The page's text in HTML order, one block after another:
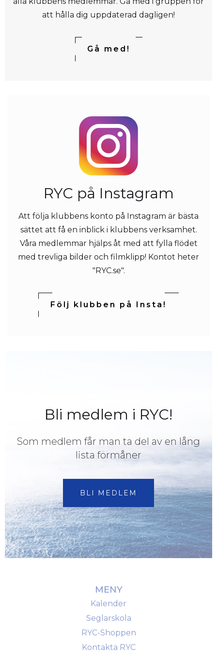
att hålla dig uppdaterad dagligen!
Gå med!
RYC på Instagram
Att följa klubbens konto på Instagram är bästa
sättet att få en inblick i klubbens verksamhet.
Våra medlemmar hjälps åt med att fylla flödet
med trevliga bilder och filmklipp! Kontot heter
"RYC.se".
Följ klubben på Insta!
Bli medlem i RYC!
Som medlem får man ta del av en lång
lista förmåner
BLI MEDLEM
MENY
Kalender
Seglarskola
RYC-Shoppen
Kontakta RYC